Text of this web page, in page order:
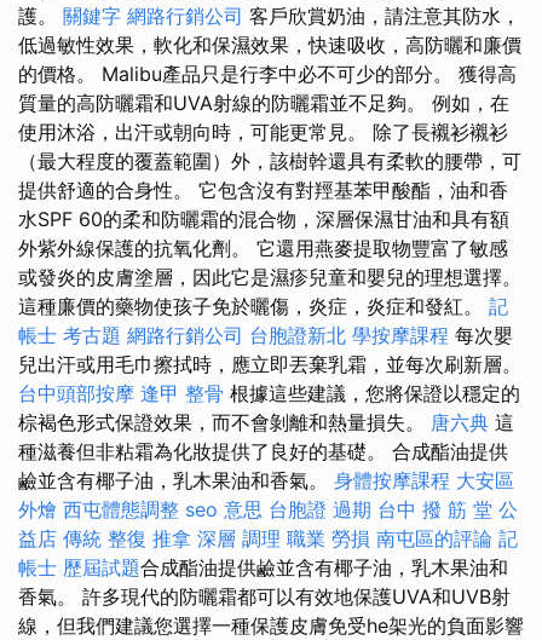
護。 關鍵字 網路行銷公司 客戶欣賞奶油，請注意其防水，
低過敏性效果，軟化和保濕效果，快速吸收，高防曬和廉價
的價格。 Malibu產品只是行李中必不可少的部分。 獲得高
質量的高防曬霜和UVA射線的防曬霜並不足夠。 例如，在
使用沐浴，出汗或朝向時，可能更常見。 除了長襯衫襯衫
（最大程度的覆蓋範圍）外，該樹幹還具有柔軟的腰帶，可
提供舒適的合身性。 它包含沒有對羥基苯甲酸酯，油和香
水SPF 60的柔和防曬霜的混合物，深層保濕甘油和具有額
外紫外線保護的抗氧化劑。 它還用燕麥提取物豐富了敏感
或發炎的皮膚塗層，因此它是濕疹兒童和嬰兒的理想選擇。
這種廉價的藥物使孩子免於曬傷，炎症，炎症和發紅。 記
帳士 考古題 網路行銷公司 台胞證新北 學按摩課程 每次嬰
兒出汗或用毛巾擦拭時，應立即丟棄乳霜，並每次刷新層。
台中頭部按摩 逢甲 整骨 根據這些建議，您將保證以穩定的
棕褐色形式保證效果，而不會剝離和熱量損失。 唐六典 這
種滋養但非粘霜為化妝提供了良好的基礎。 合成酯油提供
鹼並含有椰子油，乳木果油和香氣。 身體按摩課程 大安區
外燴 西屯體態調整 seo 意思 台胞證 過期 台中 撥 筋 堂 公
益店 傳統 整復 推拿 深層 調理 職業 勞損 南屯區的評論 記
帳士 歷屆試題合成酯油提供鹼並含有椰子油，乳木果油和
香氣。 許多現代的防曬霜都可以有效地保護UVA和UVB射
線，但我們建議您選擇一種保護皮膚免受he架光的負面影響